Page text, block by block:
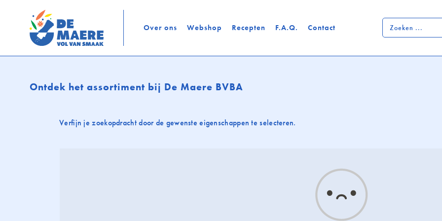
Over ons Webshop Recepten F.A.Q. Contact
Zoeken
Ontdek het assortiment bij De Maere BVBA
Verfijn je zoekopdracht door de gewenste eigenschappen te selecteren.